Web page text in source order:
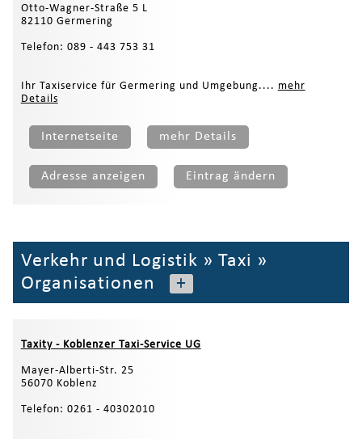
Otto-Wagner-Straße 5 L
82110 Germering
Telefon: 089 - 443 753 31
Ihr Taxiservice für Germering und Umgebung.... mehr
Details
Internetseite mehr Details
Adresse anzeigen Eintrag ändern
Verkehr und Logistik » Taxi »
Organisationen
+
Taxity - Koblenzer Taxi-Service UG
Mayer-Alberti-Str. 25
56070 Koblenz
Telefon: 0261 - 40302010